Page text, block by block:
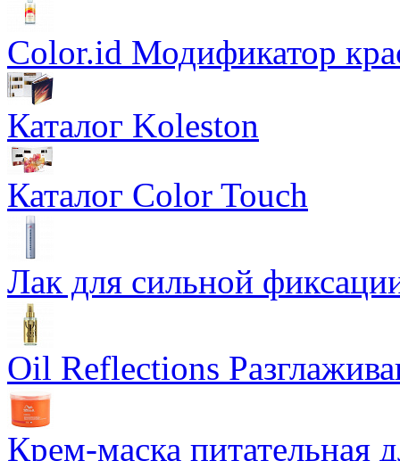
Color.id Модификатор
Каталог Koleston
Каталог Color Touch
Лак для сильной
Oil Reflections
Крем-маска питательная